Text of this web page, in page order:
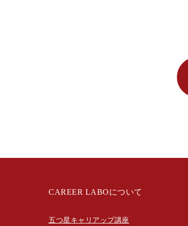
CAREER LABOについて
五つ星キャリアップ講座